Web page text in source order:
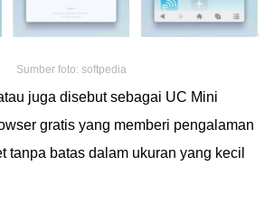
Sumber foto: softpedia
juga disebut sebagai UC Mini
gratis yang memberi pengalaman
tanpa batas dalam ukuran yang kecil